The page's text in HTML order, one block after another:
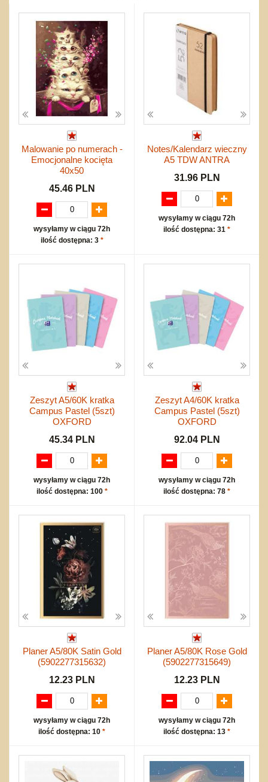
Okolicznościowe i świąteczne
Dźwiekowe
Bajkowe
Inne
Karuzelki
Maty do zabawy
Do rozkręcania
Bąki
Pojazdy
Inne
Mebelki
Inne
do siatkówki
do koszykówki
Nowości
Wyprzedaż
Promocje
Zakupy hurtowe
Koszty przesyłki
Regulamin
Kontakt
Malowanie po numerach -
Emocjonalne kocięta
40x50
45.46 PLN
wysyłamy w ciągu 72h
ilość dostępna: 3 *
Notes/Kalendarz wieczny
A5 TDW ANTRA
31.96 PLN
wysyłamy w ciągu 72h
ilość dostępna: 31 *
Zeszyt A5/60K kratka
Campus Pastel (5szt)
OXFORD
45.34 PLN
wysyłamy w ciągu 72h
ilość dostępna: 100 *
Zeszyt A4/60K kratka
Campus Pastel (5szt)
OXFORD
92.04 PLN
wysyłamy w ciągu 72h
ilość dostępna: 78 *
Planer A5/80K Satin Gold
(5902277315632)
12.23 PLN
wysyłamy w ciągu 72h
ilość dostępna: 10 *
Planer A5/80K Rose Gold
(5902277315649)
12.23 PLN
wysyłamy w ciągu 72h
ilość dostępna: 13 *